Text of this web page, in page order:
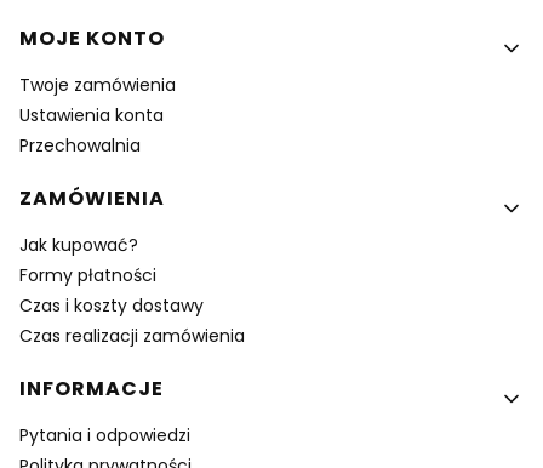
MOJE KONTO
Twoje zamówienia
Ustawienia konta
Przechowalnia
ZAMÓWIENIA
Jak kupować?
Formy płatności
Czas i koszty dostawy
Czas realizacji zamówienia
INFORMACJE
Pytania i odpowiedzi